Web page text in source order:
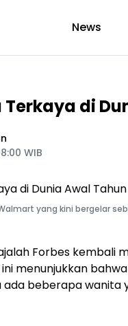
News
Terkaya di
WIB
yang kini bergelar
Forbes kembali
menunjukkan
ada beberapa